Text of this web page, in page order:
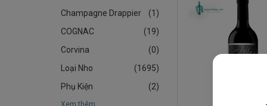
Champagne Drappier
(1)
COGNAC
(19)
Corvina
(0)
Loại Nho
(1695)
Phụ Kiện
(2)
Xem thêm